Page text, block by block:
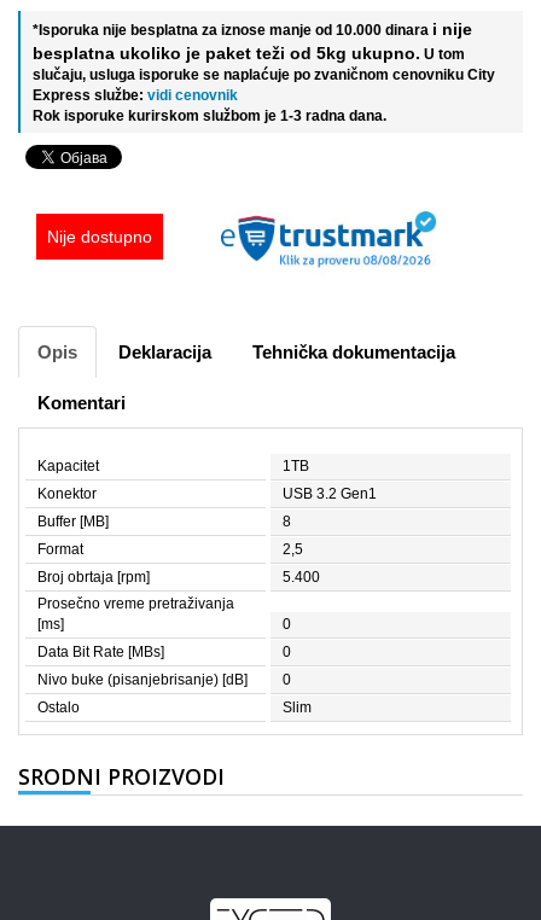
*Isporuka nije besplatna za iznose manje od 10.000 dinara i nije
besplatna ukoliko je paket teži od 5kg ukupno. U tom
slučaju, usluga isporuke se naplaćuje po zvaničnom cenovniku City
Express službe: vidi cenovnik
Rok isporuke kurirskom službom je 1-3 radna dana.
Nije dostupno
Opis Deklaracija Tehnička dokumentacija
Komentari
Kapacitet
1TB
Konektor
USB 3.2 Gen1
Buffer [MB]
8
Format
2,5
Broj obrtaja [rpm]
5.400
Prosečno vreme pretraživanja
[ms]
0
Data Bit Rate [MBs]
0
Nivo buke (pisanjebrisanje) [dB]
0
Ostalo
Slim
SRODNI PROIZVODI